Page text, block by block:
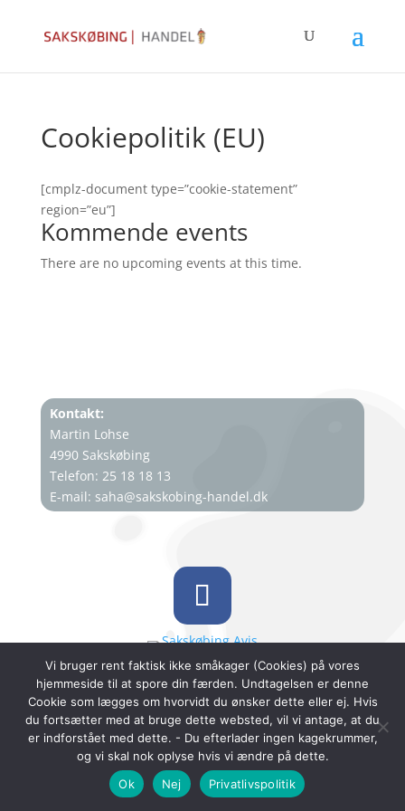
Cookiepolitik (EU)
[cmplz-document type=”cookie-statement”
region=”eu”]
Kommende events
There are no upcoming events at this time.
Kontakt:
Martin Lohse
4990 Sakskøbing
Telefon: 25 18 18 13
E-mail: saha@sakskobing-handel.dk
Vi bruger rent faktisk ikke småkager (Cookies) på vores
hjemmeside til at spore din færden. Undtagelsen er denne
Cookie som lægges om hvorvidt du ønsker dette eller ej. Hvis
du fortsætter med at bruge dette websted, vil vi antage, at du
er indforstået med dette. - Du efterlader ingen kagekrummer,
og vi skal nok oplyse hvis vi ændre på dette.
Ok
Nej Privatlivspolitik